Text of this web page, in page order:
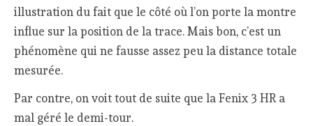
illustration du fait que le côté où l’on porte la montre
influe sur la position de la trace. Mais bon, c’est un
phénomène qui ne fausse assez peu la distance totale
mesurée.
Par contre, on voit tout de suite que la Fenix 3 HR a
mal géré le demi-tour.